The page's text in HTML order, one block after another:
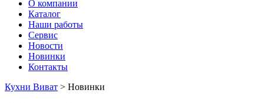
О компании
Каталог
Наши работы
Сервис
Новости
Новинки
Контакты
Кухни Виват > Новинки